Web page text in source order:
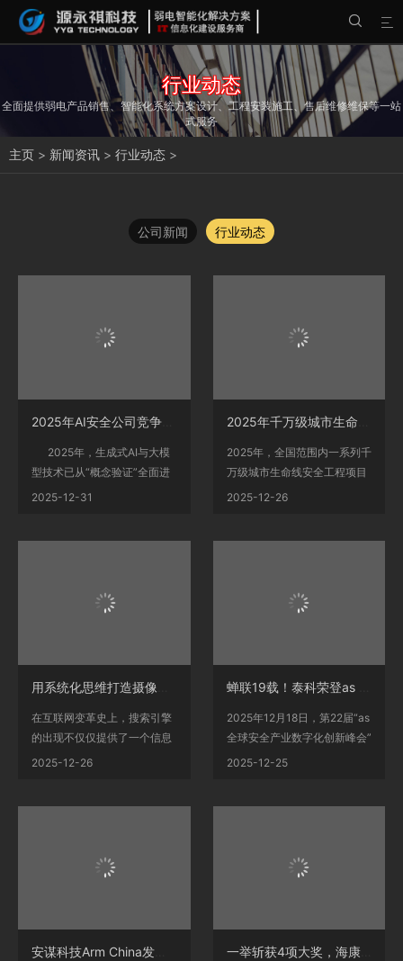


行业动态
全面提供弱电产品销售、智能化系统方案设计、工程安装施工、售后维修维保等一站
式服务
主页 > 新闻资讯 > 行业动态 >
公司新闻 行业动态
2025年，生成式AI与大模
型技术已从“概念验证”全面进
入“实战落地”阶...
2025-12-31
2025年，全国范围内一系列千
万级城市生命线安全工程项目
密集启动，从东部沿...
2025-12-26
在互联网变革史上，搜索引擎
的出现不仅仅提供了一个信息
检索工具，更重要的...
2025-12-26
2025年12月18日，第22届“as
全球安全产业数字化创新峰会”
暨“全球安全产业数字...
2025-12-25
一举斩获4项大奖，海康威视音频全栈产品实力再获权威认可！